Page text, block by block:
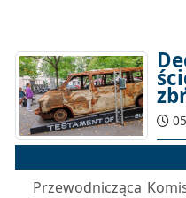
Przewodnicząca